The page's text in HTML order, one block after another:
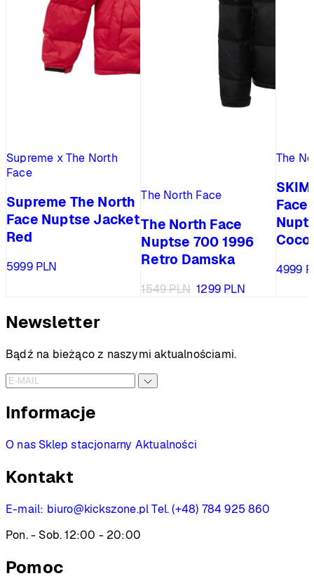
Supreme x The North
Face
Supreme The North
Face Nuptse Jacket
Red
5999 PLN
The North Face
The North Face
Nuptse 700 1996
Retro Damska
1549PLN Pierwotna
1299 PLNAktualna
The
Face
4999
Newsletter
Bądź na bieżąco z naszymi aktualnościami.
Informacje
O nas Sklep stacjonarny Aktualności
Kontakt
E-mail: biuro@kickszone.pl Tel. (+48) 784 925 860
Pon. - Sob. 12:00 - 20:00
Pomoc